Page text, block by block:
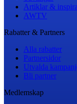
Artiklar &
AWTV
Rabatter & Partners
Alla rabatter
Partnersidor
Utvalda
Bli partner
Medlemskap